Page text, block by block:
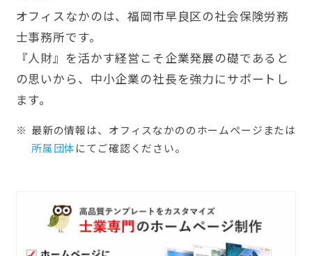
オフィスなかのは、福岡市早良区の社会保険労務
士事務所です。
『人財』を活かす経営こそ企業発展の礎であると
の思いから、中小企業の社長を強力にサポートし
ます。
最新の情報は、オフィスなかののホームぺージまたは
所属団体にてご確認ください。